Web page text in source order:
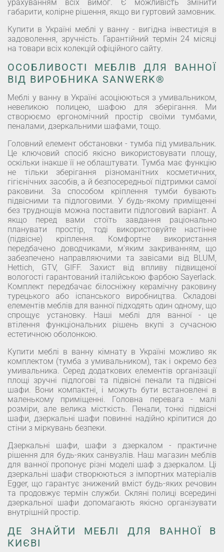
урахуванням всіх вимог. Є можливість змінити
габарити, колірне рішення, якщо ви гуртовий замовник.
Купити в Україні меблі у ванну - вигідна інвестиція в
задоволення, зручність. Гарантійний термін 24 місяці
на товари всіх колекцій офіційного сайту.
ОСОБЛИВОСТІ МЕБЛІВ ДЛЯ ВАННОЇ
ВІД ВИРОБНИКА SANWERK®
Меблі у ванну в Україні асоціюються з умивальником,
невеликою полицею, шафою для зберігання. Ми
створюємо ергономічний простір своїми тумбами,
пеналами, дзеркальними шафами, тощо.
Головний елемент обстановки - тумба під умивальник.
Це ключовий спосіб якісно використовувати площу,
оскільки інакше її не облаштувати. Тумба має функцію
не тільки зберігання різноманітних косметичних,
гігієнічних засобів, а й безпосередньої підтримки самої
раковини. За способом кріплення тумби бувають
підвісними та підлоговими. У будь-якому приміщенні
без труднощів можна поставити підлоговий варіант. А
якщо перед вами стоїть завдання раціонально
планувати простір, тоді використовуйте настінне
(підвісне) кріплення. Комфортне використання
передбачено доводчиками, м'яким закриванням, що
забезпечено направляючими та завісами від BLUM,
Hettich, GTV, GIFF. Захист від впливу підвищеної
вологості гарантований італійською фарбою Sayerlack.
Комплект передбачає білосніжну керамічну раковину
турецького або іспанського виробництва. Складові
елементів меблів для ванної підходять один одному, що
спрощує установку. Наші меблі для ванної - це
втілення функціональних рішень вкупі з сучасною
естетичною оболонкою.
Купити меблі в ванну кімнату в Україні можливо як
комплектом (тумба з умивальником), так і окремо без
умивальника. Серед додаткових елементів організації
площі зручні підлогові та підвісні пенали та підвісні
шафи. Вони компактні, і можуть бути встановлені в
маленькому приміщенні. Головна перевага - малі
розміри, але велика місткість. Пенали, тонкі підвісні
шафи, дзеркальні шафи повинні надійно кріпитися до
стіни з міркувань безпеки.
Дзеркальні шафи, шафи з дзеркалом - практичне
рішення для будь-яких санвузлів. Наш магазин меблів
для ванної пропонує різні моделі шаф з дзеркалом. Ці
дзеркальні шафи створюються з імпортних матеріалів
Egger, що гарантує знижений вміст будь-яких речовин
та продовжує термін служби. Скляні полиці всередині
дзеркальної шафи допомагають якісно організувати
внутрішній простір.
ДЕ ЗНАЙТИ МЕБЛІ ДЛЯ ВАННОЇ В
КИЄВІ